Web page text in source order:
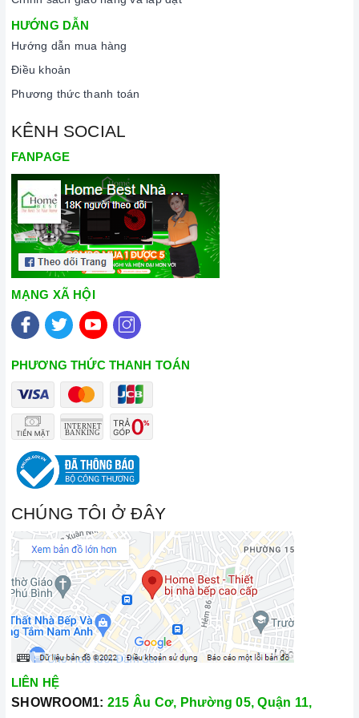
Cam kết hàng chính hãng:
lắp đặt, chế độ bảo hành chính hãng, hậu mãi chuyên
nghiệp, đảm bảo rằng quý khách sẽ có trải nghiệm tuyệt vời
Vận chuyển lắp đặt nhanh chóng:Đội ngũ tư vấn viên,
nhân viên và kỹ thuật viên chuyên nghiệp, tận tâm sẽ đồng
hành cùng quý khách trong quá trình mua sắm và sử dụng
sản phẩm.
Đến với Home Best, chúng tôi tự hào cung cấp đến khách hàng
đa dạng các dòng bếp từ kết hợp hồng ngoại Kocher
tiếng, cam kết về chất lượng và nguồn gốc sản phẩm chính
hãng. Chúng tôi tự tin mang đến cho quý khách hàng dịch vụ
chăm sóc khách hàng tận tâm và chính sách bảo hành, hậu
Xem thêm tại đây: Home Best Care - Trung tâm bảo trì, sửa
chữa thiết bị nhà bếp cao cấp
HƯỚNG DẪN
Hướng dẫn mua hàng
Điều khoản
Phương thức thanh toán
KÊNH SOCIAL
FANPAGE
MẠNG XÃ HỘI
PHƯƠNG THỨC THANH TOÁN
CHÚNG TÔI Ở ĐÂY
LIÊN HỆ
SHOWROOM1: 215 Âu Cơ, Phường 05, Quận 11,